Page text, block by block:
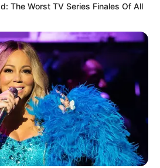
The Worst TV Series Finales Of All